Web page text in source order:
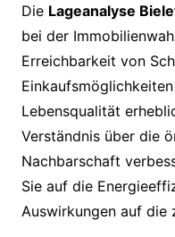
Die Lageanalyse
bei der
Erreichbarkeit von
Lebensqualität
Verständnis über die
Nachbarschaft
Sie auf die
Auswirkungen auf die